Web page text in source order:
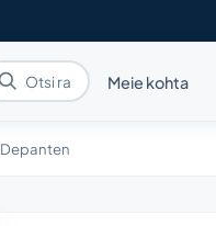
Meie kohta
Depanten